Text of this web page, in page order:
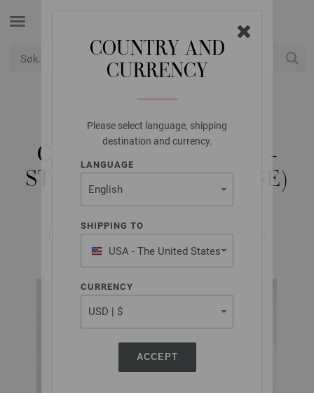
COUNTRY AND
CURRENCY
Please select language, shipping
destination and currency.
LANGUAGE
SHIPPING TO
USA - The United States
of America
CURRENCY
ACCEPT
LANA GROSSA
CARDIGAN SETASURI -
STRIKKEOPPSKRIFT (SE)
FILATI No. 66 (Herbst/Winter 2023/24) | Modell 48